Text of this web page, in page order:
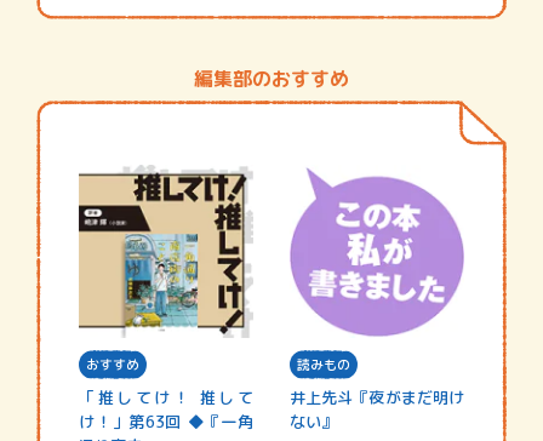
編集部のおすすめ
おすすめ
「推してけ！ 推して
け！」第63回 ◆『一角
読みもの
井上先斗『夜がまだ明け
ない』